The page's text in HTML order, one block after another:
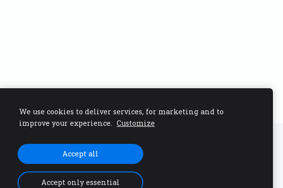
We use cookies to deliver services, for marketing and to
improve your experience. Customize
Accept all
Accept only essential